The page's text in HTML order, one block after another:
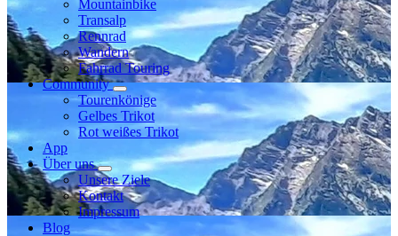
Mountainbike
Transalp
Rennrad
Wandern
Fahrrad Touring
Community
Tourenkönige
Gelbes Trikot
Rot weißes Trikot
App
Über uns
Unsere Ziele
Kontakt
Impressum
Blog